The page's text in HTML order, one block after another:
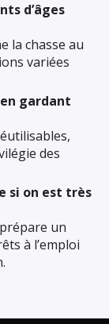
d’âges
la chasse au
variées
gardant
des
si on est très
un
à l’emploi